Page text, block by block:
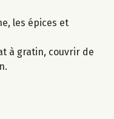
les épices et
à gratin, couvrir de